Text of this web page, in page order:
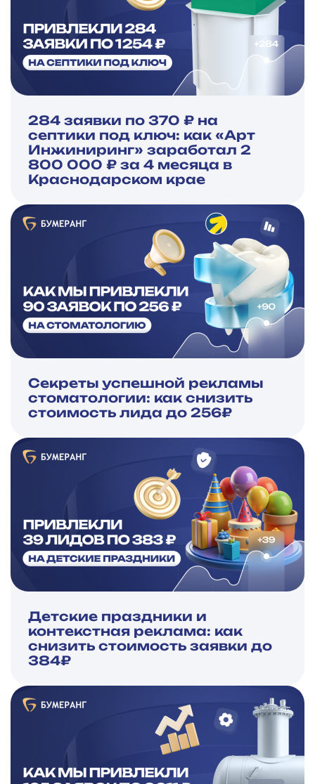
284 заявки по 370 ₽ на
септики под ключ: как «Арт
Инжиниринг» заработал 2
800 000 ₽ за 4 месяца в
Краснодарском крае
Секреты успешной рекламы
стоматологии: как снизить
стоимость лида до 256₽
Детские праздники и
контекстная реклама: как
снизить стоимость заявки до
384₽